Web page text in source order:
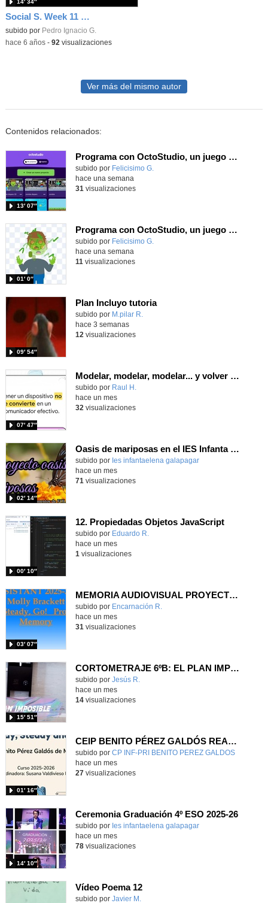
Social S. Week 11 Plan. Tuesday, 9th of June
subido por Pedro Ignacio G.
14′ 34″
-hace 6 años- 92 visualizaciones
Ver más del mismo autor
Contenidos relacionados:
Programa con OctoStudio, un juego de disparos contra Zombies con un cargador basado en el House of the dead
Contenido educativo.
subido por Felicisimo G.
13′ 07″
hace una semana
31 visualizaciones
Programa con OctoStudio, un juego homenajeando al House of the dead con Zombies
Contenido educativo.
subido por Felicisimo G.
01′ 0″
hace una semana
11 visualizaciones
Plan Incluyo tutoria
Contenido educativo.
subido por M.pilar R.
09′ 54″
hace 3 semanas
12 visualizaciones
Modelar, modelar, modelar... y volver a modelar
Contenido educativo.
subido por Raul H.
07′ 47″
hace un mes
32 visualizaciones
Oasis de mariposas en el IES Infanta Elena
subido por Ies infantaelena galapagar
02′ 14″
-
hace un mes
71 visualizaciones
12. Propiedadas Objetos JavaScript
Contenido educativo.
subido por Eduardo R.
00′ 10″
hace un mes
1 visualizaciones
MEMORIA AUDIOVISUAL PROYECTO READY, STEADY, GO CEIP LA LATINA
Contenido educativo.
subido por Encarnación R.
03′ 07″
hace un mes
31 visualizaciones
CORTOMETRAJE 6ºB: EL PLAN IMPOSIBLE
Contenido educativo.
subido por Jesús R.
15′ 51″
hace un mes
14visualizaciones
CEIP BENITO PÉREZ GALDÓS READY, STEADY & GO
Contenido educativo.
subido por CP INF-PRI BENITO PEREZ GALDOS
01′ 16″
-
hace un mes
27visualizaciones
Ceremonia Graduación 4º ESO 2025-26
subido por Ies infantaelena galapagar
14′ 10″
-
hace un mes
78visualizaciones
Vídeo Poema 12
subido por Javier M.